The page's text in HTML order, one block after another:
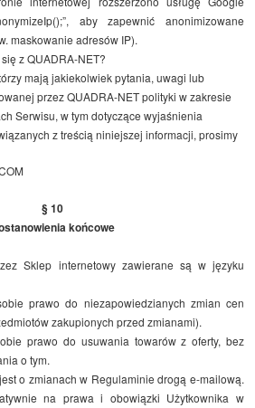
aby zapewnić anonimizowane
maskowanie adresów IP).
z QUADRA-NET?
mają jakiekolwiek pytania, uwagi lub
przez QUADRA-NET polityki w zakresie
Serwisu, w tym dotyczące wyjaśnienia
z treścią niniejszej informacji, prosimy
§ 10
końcowe
Sklep internetowy zawierane są w języku
prawo do niezapowiedzianych zmian cen
zakupionych przed zmianami).
prawo do usuwania towarów z oferty, bez
o tym.
o zmianach w Regulaminie drogą e-mailową.
na prawa i obowiązki Użytkownika w